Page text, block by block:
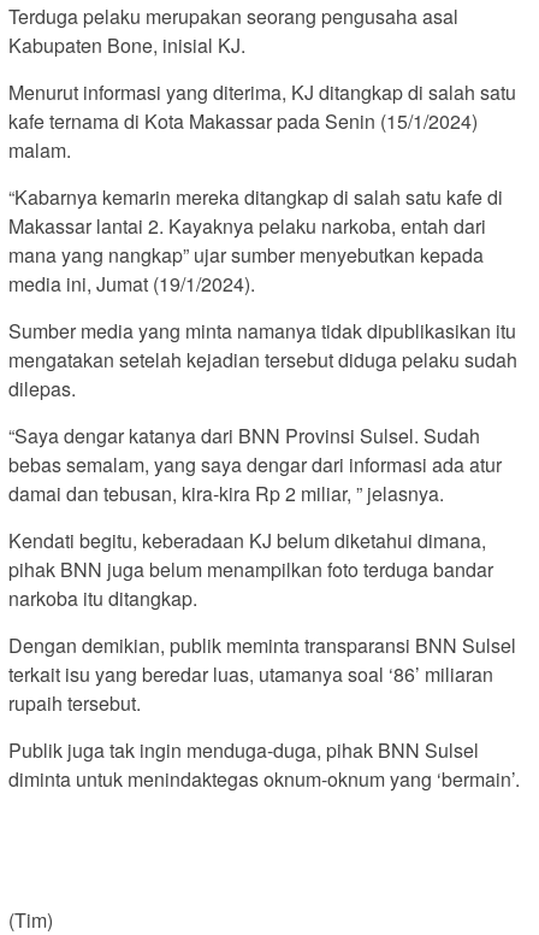
Terduga pelaku merupakan seorang pengusaha asal
Kabupaten Bone, inisial KJ.
Menurut informasi yang diterima, KJ ditangkap di salah satu
kafe ternama di Kota Makassar pada Senin (15/1/2024)
malam.
“Kabarnya kemarin mereka ditangkap di salah satu kafe di
Makassar lantai 2. Kayaknya pelaku narkoba, entah dari
mana yang nangkap” ujar sumber menyebutkan kepada
media ini, Jumat (19/1/2024).
Sumber media yang minta namanya tidak dipublikasikan itu
mengatakan setelah kejadian tersebut diduga pelaku sudah
dilepas.
“Saya dengar katanya dari BNN Provinsi Sulsel. Sudah
bebas semalam, yang saya dengar dari informasi ada atur
damai dan tebusan, kira-kira Rp 2 miliar, ” jelasnya.
Kendati begitu, keberadaan KJ belum diketahui dimana,
pihak BNN juga belum menampilkan foto terduga bandar
narkoba itu ditangkap.
Dengan demikian, publik meminta transparansi BNN Sulsel
terkait isu yang beredar luas, utamanya soal ‘86’ miliaran
rupaih tersebut.
Publik juga tak ingin menduga-duga, pihak BNN Sulsel
diminta untuk menindaktegas oknum-oknum yang ‘bermain’.
(Tim)